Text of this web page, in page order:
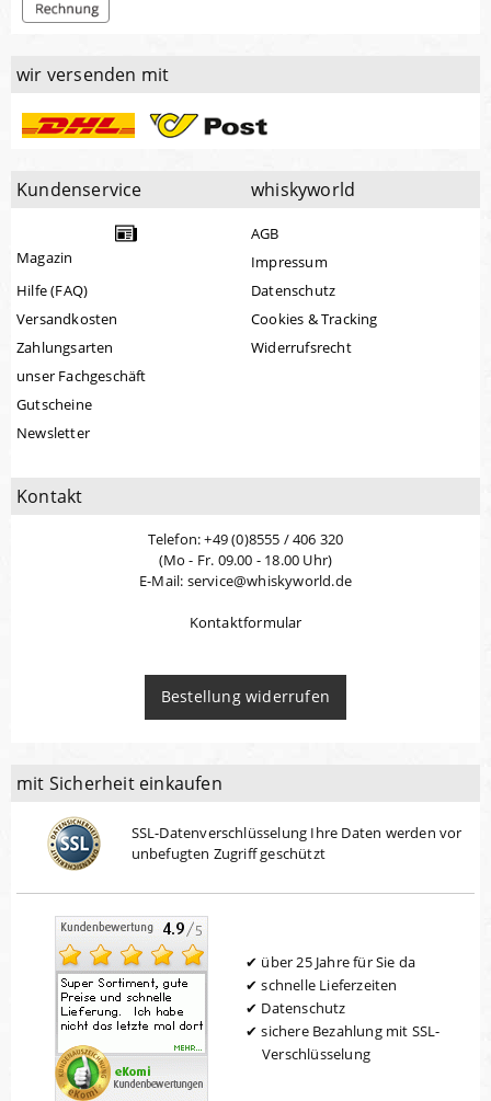
wir versenden mit
Kundenservice
Magazin
Hilfe (FAQ)
Versandkosten
Zahlungsarten
unser Fachgeschäft
Gutscheine
Newsletter
whiskyworld
AGB
Impressum
Datenschutz
Cookies & Tracking
Widerrufsrecht
Kontakt
Telefon: +49 (0)8555 / 406 320
(Mo - Fr. 09.00 - 18.00 Uhr)
E-Mail: service@whiskyworld.de
Kontaktformular
Bestellung widerrufen
mit Sicherheit einkaufen
SSL-Datenverschlüsselung Ihre Daten werden vor
unbefugten Zugriff geschützt
über 25 Jahre für Sie da
schnelle Lieferzeiten
Datenschutz
sichere Bezahlung mit SSL-
Verschlüsselung